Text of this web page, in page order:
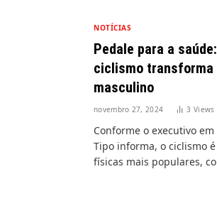
NOTÍCIAS
Pedale para a
ciclismo transforma
masculino
novembro 27, 2024 3Views
Conforme o executivo
Tipo informa, o ciclismo
físicas mais populares,